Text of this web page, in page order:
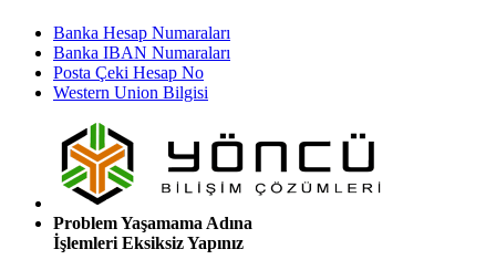
Banka Hesap Numaraları
Banka IBAN Numaraları
Posta Çeki Hesap No
Western Union Bilgisi
Problem Yaşamama Adına
İşlemleri Eksiksiz Yapınız